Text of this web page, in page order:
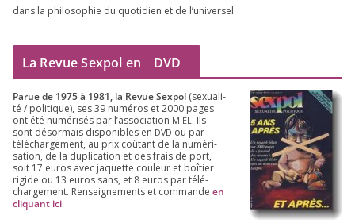
dans la phi­lo­so­phie du quo­ti­dien et de l’universel.
La Revue Sexpol en DVD
Parue de 1975à 1981, la Revue Sex­pol (sexua­li­
té /​ poli­tique), ses39 numé­ros et2000 pages
ont été numé­ri­sés par l’as­so­cia­tion MIEL . Ils
sont désor­mais dis­po­nibles en DVD ou par
télé­char­ge­ment, au prix coû­tant de la numé­ri­
sa­tion, de la dupli­ca­tion et des frais de port,
soit 17 euros avec jaquette cou­leur et boî­tier
rigide ou 13 euros sans, et 8 euros par télé­
char­ge­ment. Ren­sei­gne­ments et com­mande en
cli­quant ici.